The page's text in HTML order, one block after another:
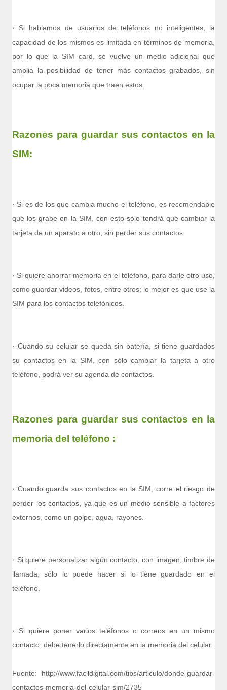
· Si hablamos de usuarios de teléfonos no inteligentes, la
capacidad de los mismos es limitada en términos de memoria,
por lo que la SIM card, se vuelve un medio adicional que
amplia la posibilidad de tener más contactos grabados, sin
ocupar la poca memoria que traen estos.
Razones para guardar sus contactos en la
SIM:
· Si es de los que cambia mucho el teléfono, es recomendable
que los grabe en la SIM, con esto sólo tendrá que cambiar la
tarjeta de un aparato a otro, sin perder sus contactos.
· Si quiere ahorrar memoria en el teléfono, para darle otro uso,
como guardar videos, fotos, entre otros; lo mejor es que use la
SIM para los contactos telefónicos.
· Cuando su celular se queda sin batería, si tiene guardados
su contactos en la SIM, con sólo cambiar la tarjeta a otro
teléfono, podrá ver su agenda de contactos.
Razones para guardar sus contactos en la
memoria del teléfono :
· Cuando guarda sus contactos en la SIM, corre el riesgo de
perder los contactos, ya que es un medio sensible a factores
externos, como un golpe, agua, rayones.
· Si quiere personalizar algún contacto, con imagen, timbre de
llamada, sólo lo puede hacer si lo tiene guardado en el
teléfono.
· Si quiere poner varios teléfonos o correos en un mismo
contacto, debe tenerlo directamente en la memoria del celular.
Fuente: http://www.facildigital.com/tips/articulo/donde-guardar-
contactos-memoria-del-celular-sim/2735